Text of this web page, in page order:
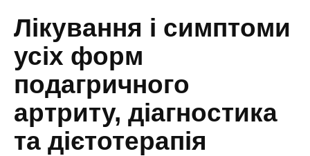
Лікування і симптоми
усіх форм
подагричного
артриту, діагностика
та дієтотерапія